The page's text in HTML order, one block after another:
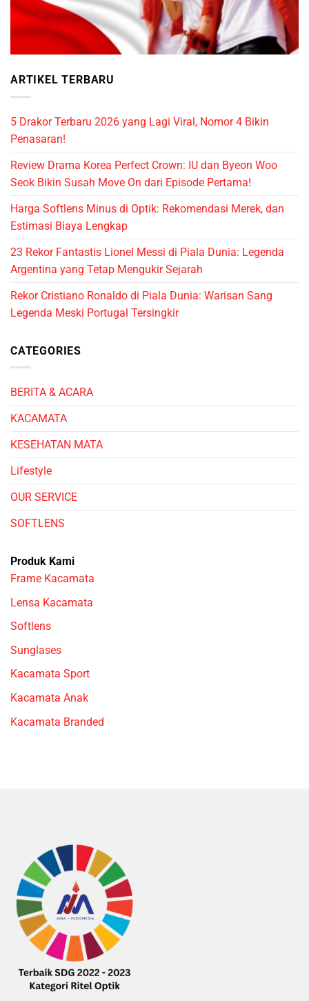
ARTIKEL TERBARU
5 Drakor Terbaru 2026 yang Lagi Viral, Nomor 4 Bikin
Penasaran!
Review Drama Korea Perfect Crown: IU dan Byeon Woo
Seok Bikin Susah Move On dari Episode Pertama!
Harga Softlens Minus di Optik: Rekomendasi Merek, dan
Estimasi Biaya Lengkap
23 Rekor Fantastis Lionel Messi di Piala Dunia: Legenda
Argentina yang Tetap Mengukir Sejarah
Rekor Cristiano Ronaldo di Piala Dunia: Warisan Sang
Legenda Meski Portugal Tersingkir
CATEGORIES
BERITA & ACARA
KACAMATA
KESEHATAN MATA
Lifestyle
OUR SERVICE
SOFTLENS
Produk Kami
Frame Kacamata
Lensa Kacamata
Softlens
Sunglases
Kacamata Sport
Kacamata Anak
Kacamata Branded